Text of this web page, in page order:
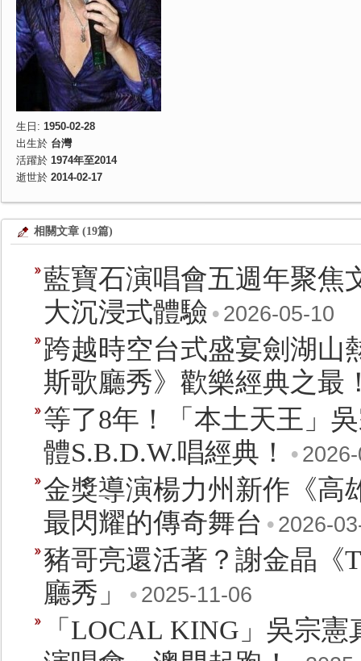
生日: 1950-02-28
出生於 台灣
活躍於 1974年至2014
逝世於 2014-02-17
相關文章 (19篇)
藍寶石演唱會五週年聚焦
大沉浸式體驗 • 2026-05-10
跨越時空台式盛宴劍湖山
斯歌廳秀》歡樂經典之最
等了8年！「本土天王」
體S.B.D.W.唱經典！
•
金獎導演楊力州新作《高
最閃耀的傳奇舞台 • 2026-
豬哥亮還活著？謝金晶《
廳秀」
• 2025-11-06
「LOCAL KING」吳宗